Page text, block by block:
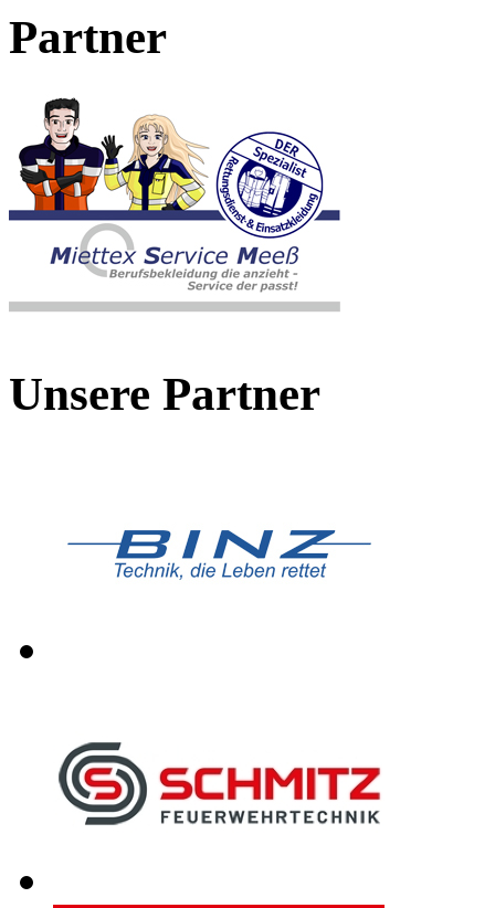
Partner
Unsere Partner